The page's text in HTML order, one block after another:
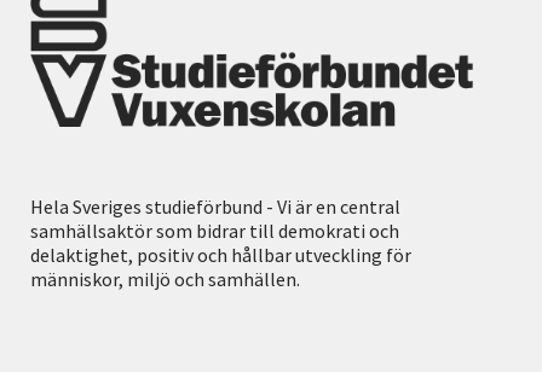
Hela Sveriges studieförbund - Vi är en central
samhällsaktör som bidrar till demokrati och
delaktighet, positiv och hållbar utveckling för
människor, miljö och samhällen.